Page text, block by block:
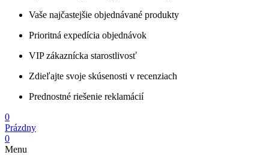
Vaše najčastejšie objednávané produkty
Prioritná expedícia objednávok
VIP zákaznícka starostlivosť
Zdieľajte svoje skúsenosti v recenziach
Prednostné riešenie reklamácií
0
Prázdny
0
Menu